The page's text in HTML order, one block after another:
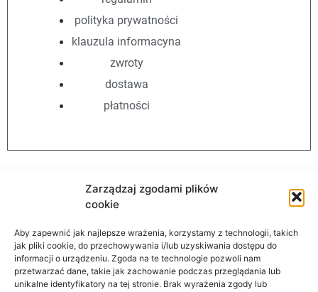
Zarządzaj zgodami plików
cookie
Aby zapewnić jak najlepsze wrażenia, korzystamy z technologii, takich
jak pliki cookie, do przechowywania i/lub uzyskiwania dostępu do
informacji o urządzeniu. Zgoda na te technologie pozwoli nam
przetwarzać dane, takie jak zachowanie podczas przeglądania lub
unikalne identyfikatory na tej stronie. Brak wyrażenia zgody lub
polityka prywatności
klauzula informacyna
zwroty
dostawa
płatności
AutomationStore